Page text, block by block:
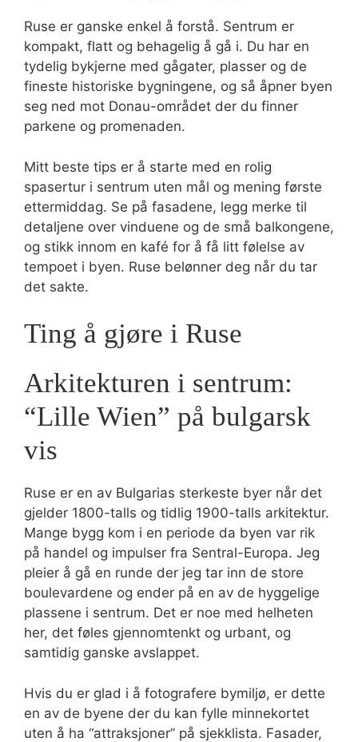
Ruse er ganske enkel å forstå. Sentrum er
kompakt, flatt og behagelig å gå i. Du har en
tydelig bykjerne med gågater, plasser og de
fineste historiske bygningene, og så åpner byen
seg ned mot Donau-området der du finner
parkene og promenaden.
Mitt beste tips er å starte med en rolig
spasertur i sentrum uten mål og mening første
ettermiddag. Se på fasadene, legg merke til
detaljene over vinduene og de små balkongene,
og stikk innom en kafé for å få litt følelse av
tempoet i byen. Ruse belønner deg når du tar
det sakte.
Ting å gjøre i Ruse
Arkitekturen i sentrum:
“Lille Wien” på bulgarsk
vis
Ruse er en av Bulgarias sterkeste byer når det
gjelder 1800-talls og tidlig 1900-talls arkitektur.
Mange bygg kom i en periode da byen var rik
på handel og impulser fra Sentral-Europa. Jeg
pleier å gå en runde der jeg tar inn de store
boulevardene og ender på en av de hyggelige
plassene i sentrum. Det er noe med helheten
her, det føles gjennomtenkt og urbant, og
samtidig ganske avslappet.
Hvis du er glad i å fotografere bymiljø, er dette
en av de byene der du kan fylle minnekortet
uten å ha “attraksjoner” på sjekklista. Fasader,